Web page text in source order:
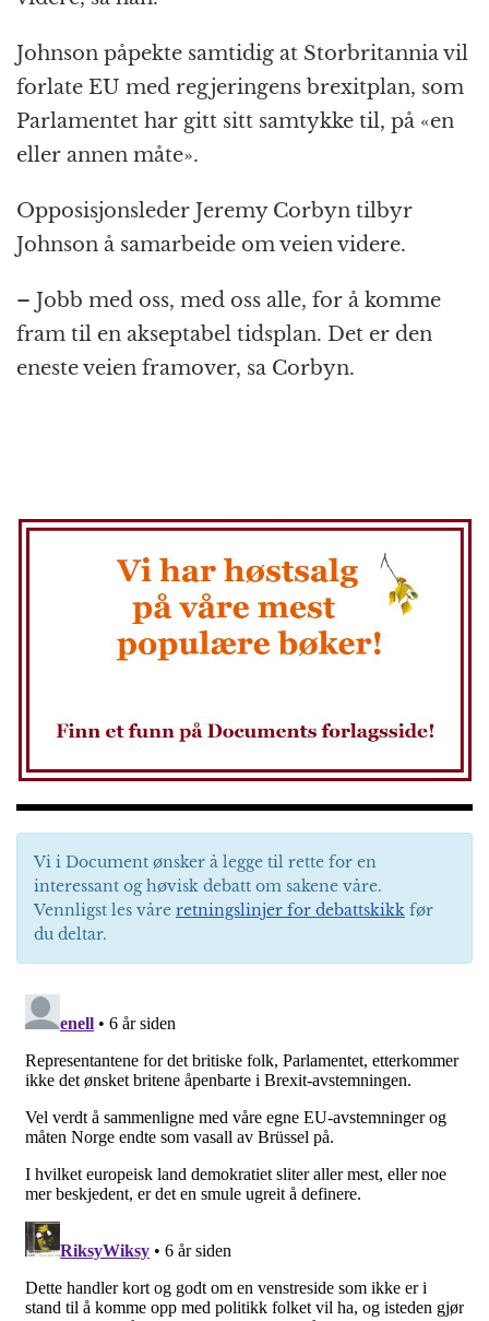
Johnson påpekte samtidig at Storbritannia vil
forlate EU med regjeringens brexitplan, som
Parlamentet har gitt sitt samtykke til, på «en
eller annen måte».
Opposisjonsleder Jeremy Corbyn tilbyr
Johnson å samarbeide om veien videre.
– Jobb med oss, med oss alle, for å komme
fram til en akseptabel tidsplan. Det er den
eneste veien framover, sa Corbyn.
Vi i Document ønsker å legge til rette for en
interessant og høvisk debatt om sakene våre.
Vennligst les våre retningslinjer for debattskikk før
du deltar.